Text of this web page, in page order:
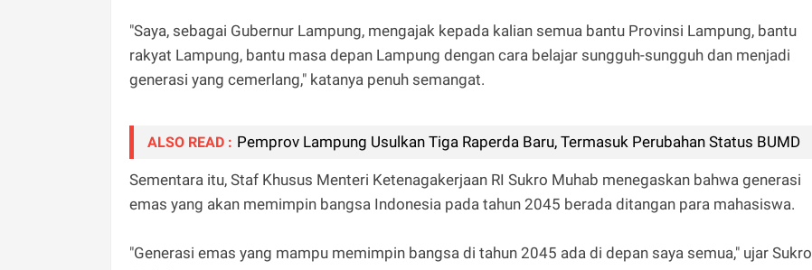
"Saya, sebagai Gubernur Lampung, mengajak kepada kalian semua bantu Provinsi Lampung, bantu
rakyat Lampung, bantu masa depan Lampung dengan cara belajar sungguh-sungguh dan menjadi
generasi yang cemerlang," katanya penuh semangat.
ALSO READ : Pemprov Lampung Usulkan Tiga Raperda Baru, Termasuk Perubahan Status BUMD
Sementara itu, Staf Khusus Menteri Ketenagakerjaan RI Sukro Muhab menegaskan bahwa generasi
emas yang akan memimpin bangsa Indonesia pada tahun 2045 berada ditangan para mahasiswa.
"Generasi emas yang mampu memimpin bangsa di tahun 2045 ada di depan saya semua," ujar Sukro